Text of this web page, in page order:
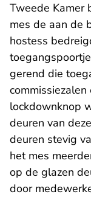
Tweede Kamer
mes de aan de
hostess
gerend die
lockdownknop
deuren van
deuren stevig
het mes
op de glazen
door